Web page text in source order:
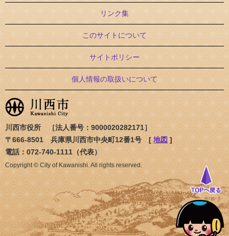
リンク集
このサイトについて
サイトポリシー
個人情報の取扱いについて
川西市役所 ［法人番号：9000020282171］
〒666-8501 兵庫県川西市中央町12番1号 [ 地図 ]
電話：072-740-1111（代表）
Copyright © City of Kawanishi. All rights reserved.